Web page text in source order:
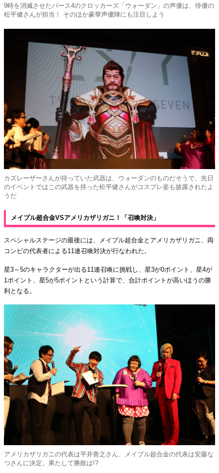
9時を消滅させたバース4のクロッカーズ「ウォーダン」の声優は、俳優の
松平健さんが担当！ そのほか豪華声優陣にも注目しよう
カズレーザーさんが持っていた武器は、ウォーダンのものだそうで、先日
のイベントではこの武器を持った松平健さんがコスプレ姿も披露されたよ
うだ
メイプル超合金VSアメリカザリガニ！「召喚対決」
スペシャルステージの最後には、メイプル超合金とアメリカザリガニ、両
コンビの代表者による11連召喚対決が行なわれた。
星3～5のキャラクターが出る11連召喚に挑戦し、星3が0ポイント、星4が
1ポイント、星5が5ポイントという計算で、合計ポイントが高いほうの勝
利となる。
アメリカザリガニの代表は平井善之さん、メイプル超合金の代表は安藤な
つさんに決定。果たして勝敗は!?